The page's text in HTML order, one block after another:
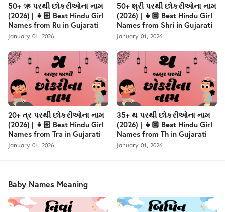
50+ ઋ પરથી છોકરીઓના નામ
(2026) | 👧🏻 Best Hindu Girl
Names from Ru in Gujarati
January 01, 2026
50+ શ્રી પરથી છોકરીઓના નામ
(2026) | 👧🏻 Best Hindu Girl
Names from Shri in Gujarati
January 01, 2026
20+ ત્ર પરથી છોકરીઓના નામ
(2026) | 👧🏻 Best Hindu Girl
Names from Tra in Gujarati
January 01, 2026
35+ થ પરથી છોકરીઓના નામ
(2026) | 👧🏻 Best Hindu Girl
Names from Th in Gujarati
January 01, 2026
Baby Names Meaning